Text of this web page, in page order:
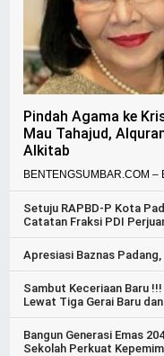
Pindah Agama ke
Mau Tahajud,
Alkitab
BENTENGSUMBAR.COM –
Setuju RAPBD-P Kota
Catatan Fraksi PDI
Apresiasi Baznas
Sambut Keceriaan Baru
Lewat Tiga Gerai Baru
Bangun Generasi Emas
Sekolah Perkuat